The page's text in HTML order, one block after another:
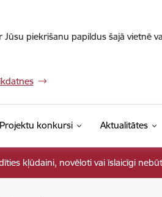
piekrišanu papildus šajā vietnē
Projektu konkursi Aktualitātes
kļūdaini, novēloti vai īslaicīgi